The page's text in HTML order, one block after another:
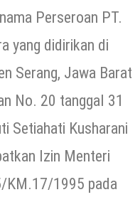
Perseroan PT.
yang didirikan di
Serang, Jawa Barat
No. 20 tanggal 31
Setiahati Kusharani
Izin Menteri
KM.17/1995 pada